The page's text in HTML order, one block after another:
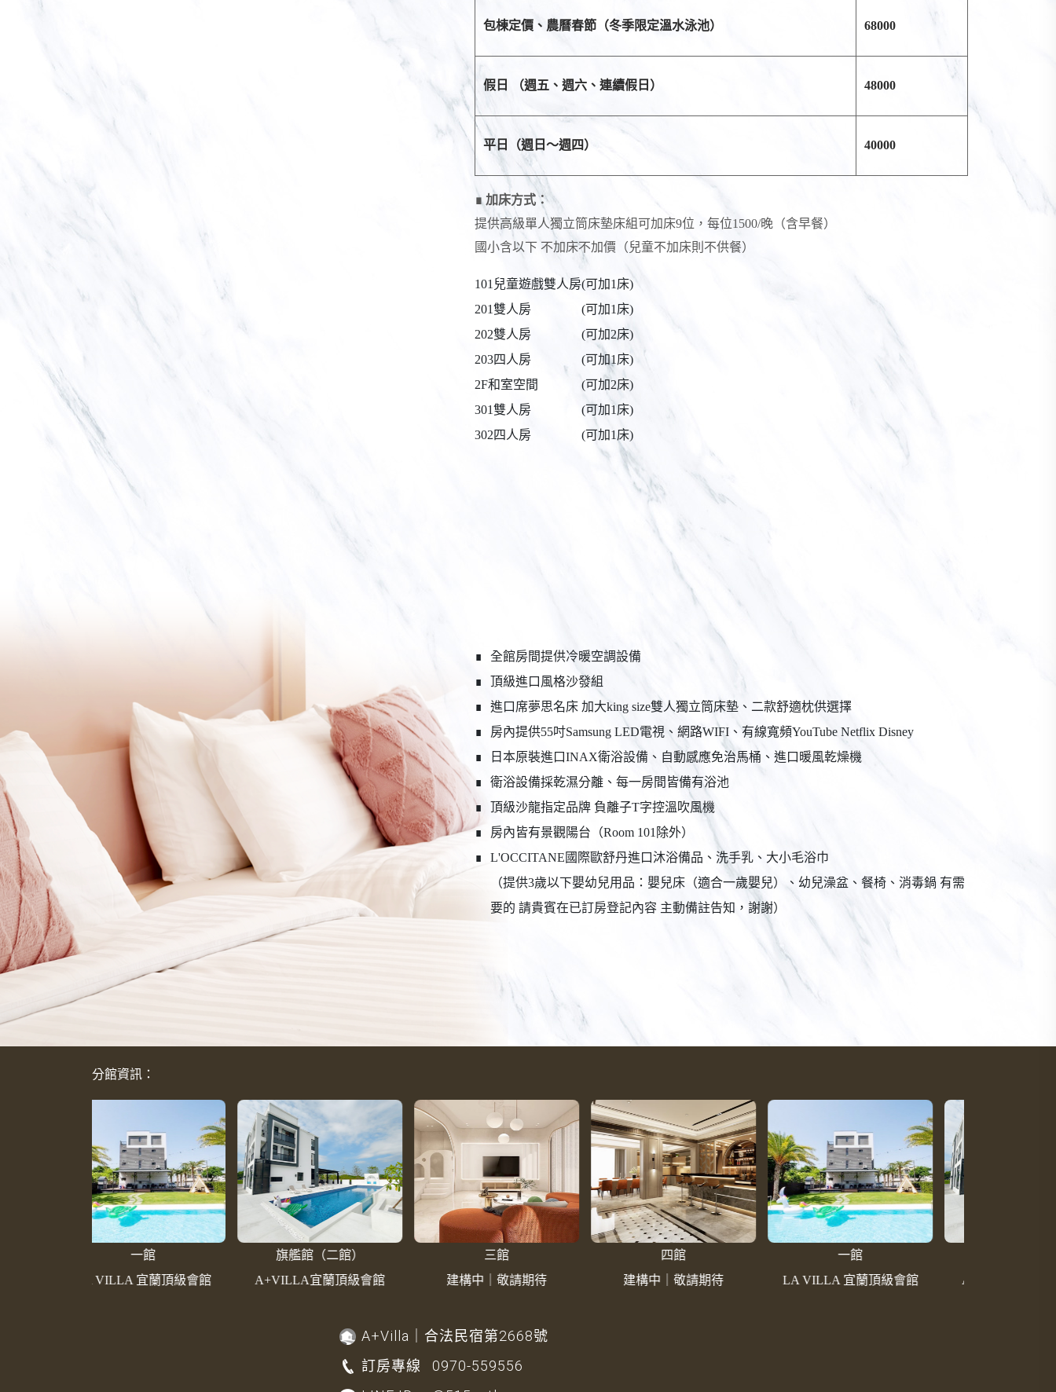
包棟定價、農曆春節（冬季限定溫水泳池） 68000
假日 （週五、週六、連續假日） 48000
平日（週日～週四） 40000
∎ 加床方式：
提供高級單人獨立筒床墊床組可加床9位，每位1500/晚（含早餐）
國小含以下 不加床不加價（兒童不加床則不供餐）
101兒童遊戲雙人房(可加1床)
201雙人房
(可加1床)
202雙人房
(可加2床)
203四人房
(可加1床)
2F和室空間
(可加2床)
301雙人房
(可加1床)
302四人房
(可加1床)
∎
全館房間提供冷暖空調設備
∎
頂級進口風格沙發組
∎
進口席夢思名床 加大king size雙人獨立筒床墊、二款舒適枕供選擇
∎
房內提供55吋Samsung LED電視、網路WIFI、有線寬頻YouTube Netflix Disney
∎
日本原裝進口INAX衛浴設備、自動感應免治馬桶、進口暖風乾燥機
∎
衛浴設備採乾濕分離、每一房間皆備有浴池
∎
頂級沙龍指定品牌 負離子T字控溫吹風機
∎
房內皆有景觀陽台（Room 101除外）
∎
L'OCCITANE國際歐舒丹進口沐浴備品、洗手乳、大小毛浴巾
（提供3歲以下嬰幼兒用品：嬰兒床（適合一歲嬰兒）、幼兒澡盆、餐椅、消毒鍋 有需
要的 請貴賓在已訂房登記內容 主動備註告知，謝謝）
分館資訊：
旗艦館（二館）
A+VILLA宜蘭頂級會館
三館
建構中｜敬請期待
建構中｜敬請期待
LA VILLA 宜蘭頂級會館
旗艦館（二館）
A+VILLA宜蘭頂級會館
A+Villa ｜合法民宿第2668號
訂房專線
0970-559556